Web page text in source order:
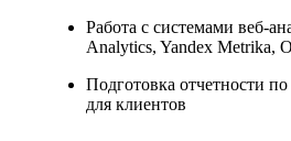
Работа с системами веб-
Analytics, Yandex Metrika,
Подготовка отчетности
для клиентов